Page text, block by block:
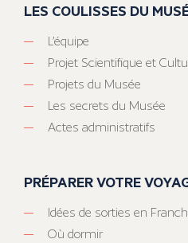
LES COULISSES DU
L’équipe
Projet Scientifique et
Projets du Musée
Les secrets du Musée
Actes administratifs
PRÉPARER VOTRE
Idées de sorties en
Où dormir